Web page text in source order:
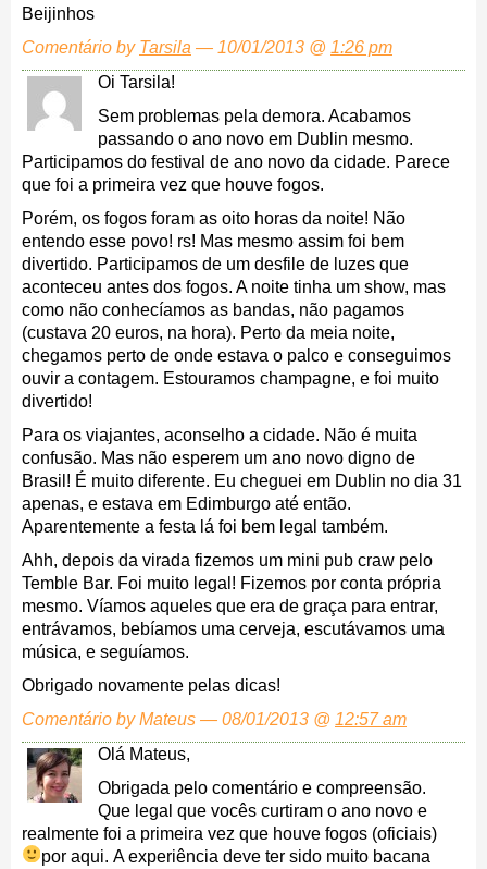
Beijinhos
Comentário by Tarsila — 10/01/2013 @ 1:26 pm
Oi Tarsila!
Sem problemas pela demora. Acabamos
passando o ano novo em Dublin mesmo.
Participamos do festival de ano novo da cidade. Parece
que foi a primeira vez que houve fogos.
Porém, os fogos foram as oito horas da noite! Não
entendo esse povo! rs! Mas mesmo assim foi bem
divertido. Participamos de um desfile de luzes que
aconteceu antes dos fogos. A noite tinha um show, mas
como não conhecíamos as bandas, não pagamos
(custava 20 euros, na hora). Perto da meia noite,
chegamos perto de onde estava o palco e conseguimos
ouvir a contagem. Estouramos champagne, e foi muito
divertido!
Para os viajantes, aconselho a cidade. Não é muita
confusão. Mas não esperem um ano novo digno de
Brasil! É muito diferente. Eu cheguei em Dublin no dia 31
apenas, e estava em Edimburgo até então.
Aparentemente a festa lá foi bem legal também.
Ahh, depois da virada fizemos um mini pub craw pelo
Temble Bar. Foi muito legal! Fizemos por conta própria
mesmo. Víamos aqueles que era de graça para entrar,
entrávamos, bebíamos uma cerveja, escutávamos uma
música, e seguíamos.
Obrigado novamente pelas dicas!
Comentário by Mateus — 08/01/2013 @ 12:57 am
Olá Mateus,
Obrigada pelo comentário e compreensão.
Que legal que vocês curtiram o ano novo e
realmente foi a primeira vez que houve fogos (oficiais)
por aqui. A experiência deve ter sido muito bacana